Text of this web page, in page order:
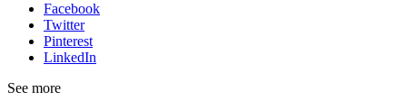
Facebook
Twitter
Pinterest
LinkedIn
See more